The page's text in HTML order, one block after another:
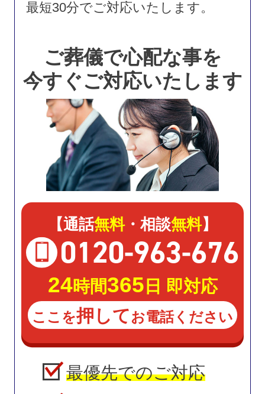
最短30分でご対応いたします。
ご葬儀で心配な事を
今すぐご対応いたします
【通話無料・相談無料】
0120-963-676
24時間365 日 即対応
ここを押してお電話ください
最優先でのご対応